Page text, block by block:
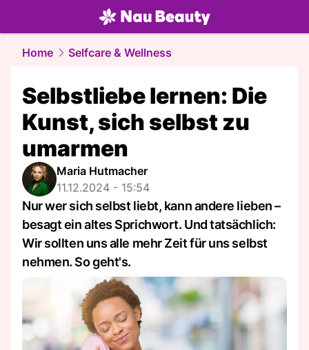
beauty.NAU.ch
Home Selfcare & Wellness
Selbstliebe lernen: Die
Kunst, sich selbst zu
umarmen
Maria Hutmacher
11.12.2024 - 15:54
Nur wer sich selbst liebt, kann andere lieben –
besagt ein altes Sprichwort. Und tatsächlich:
Wir sollten uns alle mehr Zeit für uns selbst
nehmen. So geht's.